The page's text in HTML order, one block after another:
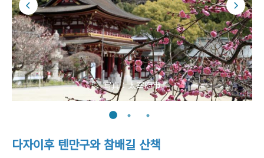
写真：太宰府市
다자이후 텐만구와 참배길 산책